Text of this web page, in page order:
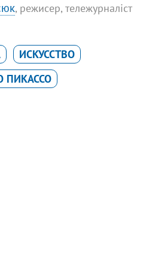
, режисер, тележурналіст
ИСКУССТВО
ПИКАССО